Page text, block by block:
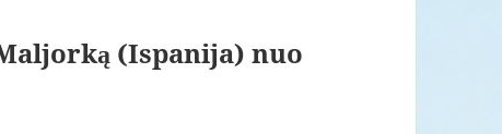
(Ispanija) nuo